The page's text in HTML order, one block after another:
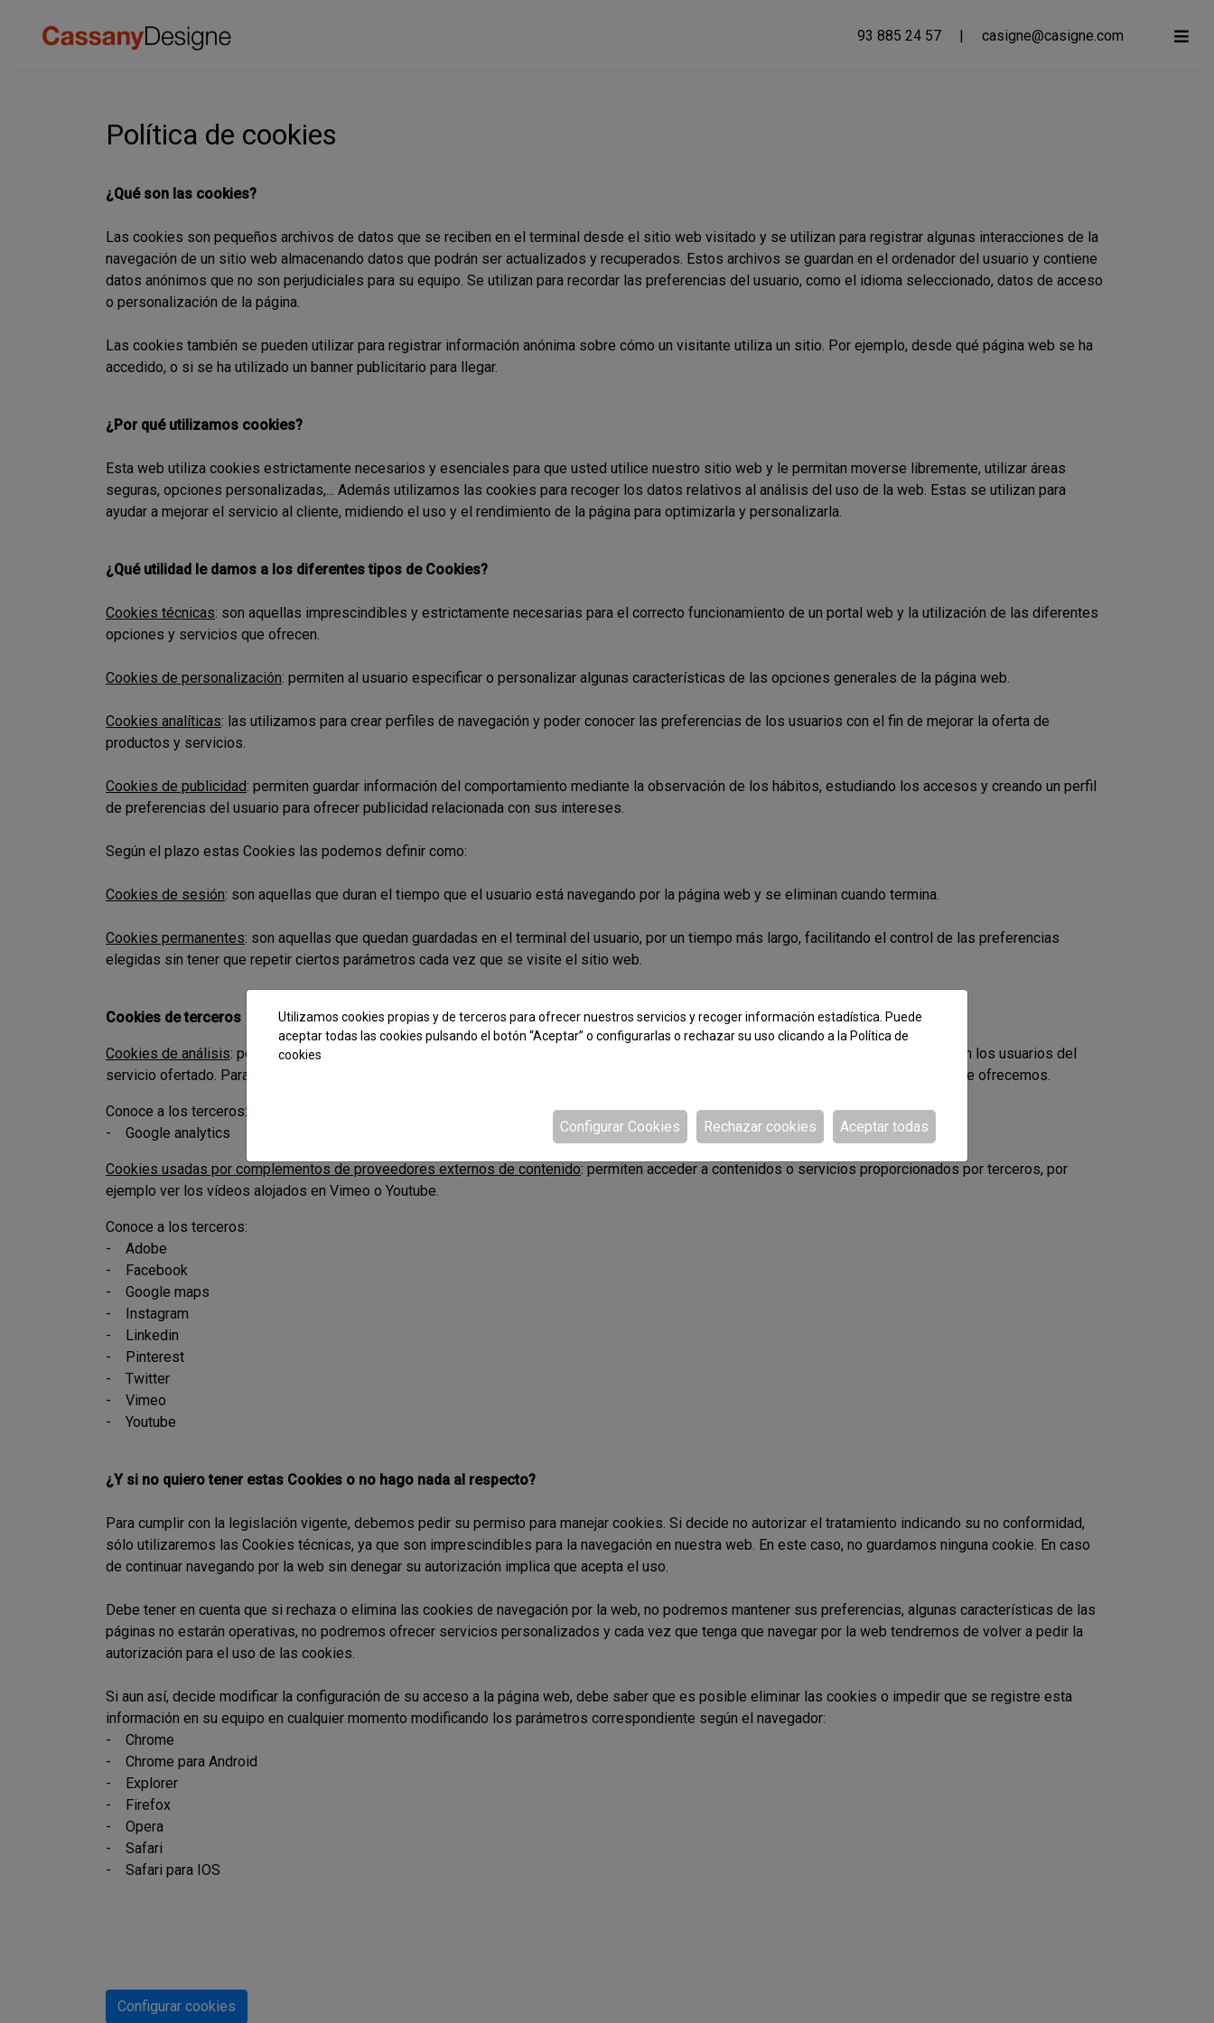
93 885 24 57 | casigne@casigne.com
Política de cookies
¿Qué son las cookies?
Las cookies son pequeños archivos de datos que se reciben en el terminal desde el sitio web visitado y se utilizan para registrar algunas interacciones de la
navegación de un sitio web almacenando datos que podrán ser actualizados y recuperados. Estos archivos se guardan en el ordenador del usuario y contiene
datos anónimos que no son perjudiciales para su equipo. Se utilizan para recordar las preferencias del usuario, como el idioma seleccionado, datos de acceso
o personalización de la página.
Las cookies también se pueden utilizar para registrar información anónima sobre cómo un visitante utiliza un sitio. Por ejemplo, desde qué página web se ha
accedido, o si se ha utilizado un banner publicitario para llegar.
¿Por qué utilizamos cookies?
Esta web utiliza cookies estrictamente necesarios y esenciales para que usted utilice nuestro sitio web y le permitan moverse libremente, utilizar áreas
seguras, opciones personalizadas,... Además utilizamos las cookies para recoger los datos relativos al análisis del uso de la web. Estas se utilizan para
ayudar a mejorar el servicio al cliente, midiendo el uso y el rendimiento de la página para optimizarla y personalizarla.
¿Qué utilidad le damos a los diferentes tipos de Cookies?
Cookies técnicas: son aquellas imprescindibles y estrictamente necesarias para el correcto funcionamiento de un portal web y la utilización de las diferentes
opciones y servicios que ofrecen.
Cookies de personalización: permiten al usuario especificar o personalizar algunas características de las opciones generales de la página web.
Cookies analíticas: las utilizamos para crear perfiles de navegación y poder conocer las preferencias de los usuarios con el fin de mejorar la oferta de
productos y servicios.
Cookies de publicidad: permiten guardar información del comportamiento mediante la observación de los hábitos, estudiando los accesos y creando un perfil
de preferencias del usuario para ofrecer publicidad relacionada con sus intereses.
Según el plazo estas Cookies las podemos definir como:
Cookies de sesión: son aquellas que duran el tiempo que el usuario está navegando por la página web y se eliminan cuando termina.
Cookies permanentes: son aquellas que quedan guardadas en el terminal del usuario, por un tiempo más largo, facilitando el control de las preferencias
elegidas sin tener que repetir ciertos parámetros cada vez que se visite el sitio web.
Cookies de terceros
Cookies de análisis: permiten cuantificar el número de usuarios y así realizar la medición y análisis estadístico de la utilización que hacen los usuarios del
servicio ofertado. Para ello se analiza su navegación en nuestra página web con el fin de mejorar la oferta de productos o servicios que le ofrecemos.
Conoce a los terceros:
- Google analytics
Cookies usadas por complementos de proveedores externos de contenido: permiten acceder a contenidos o servicios proporcionados por terceros, por
ejemplo ver los vídeos alojados en Vimeo o Youtube.
Conoce a los terceros:
- Adobe
- Facebook
- Google maps
- Instagram
- Linkedin
- Pinterest
- Twitter
- Vimeo
- Youtube
¿Y si no quiero tener estas Cookies o no hago nada al respecto?
Para cumplir con la legislación vigente, debemos pedir su permiso para manejar cookies. Si decide no autorizar el tratamiento indicando su no conformidad,
sólo utilizaremos las Cookies técnicas, ya que son imprescindibles para la navegación en nuestra web. En este caso, no guardamos ninguna cookie. En caso
de continuar navegando por la web sin denegar su autorización implica que acepta el uso.
Debe tener en cuenta que si rechaza o elimina las cookies de navegación por la web, no podremos mantener sus preferencias, algunas características de las
páginas no estarán operativas, no podremos ofrecer servicios personalizados y cada vez que tenga que navegar por la web tendremos de volver a pedir la
autorización para el uso de las cookies.
Si aun así, decide modificar la configuración de su acceso a la página web, debe saber que es posible eliminar las cookies o impedir que se registre esta
información en su equipo en cualquier momento modificando los parámetros correspondiente según el navegador:
- Chrome
- Chrome para Android
- Explorer
- Firefox
- Opera
- Safari
- Safari para IOS
Configurar cookies
Utilizamos cookies propias y de terceros para ofrecer nuestros servicios y recoger información estadística. Puede
aceptar todas las cookies pulsando el botón “Aceptar” o configurarlas o rechazar su uso clicando a la Política de
cookies
Aceptar todas
Rechazar cookies
Configurar Cookies